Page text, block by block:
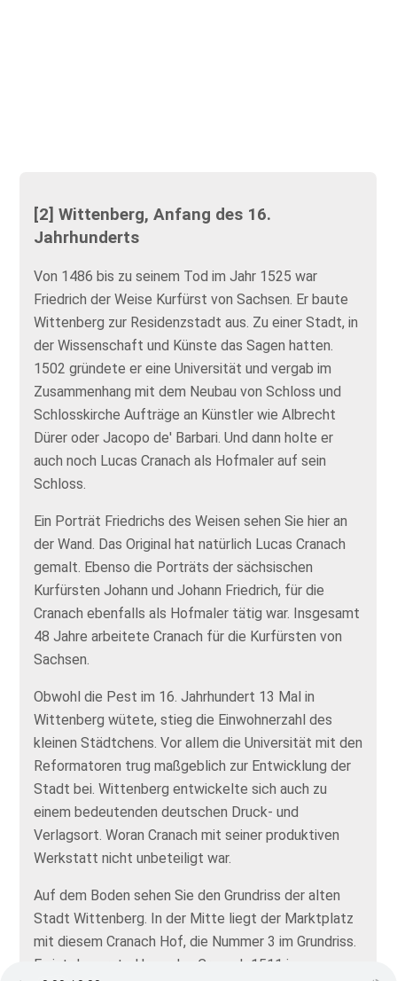
[2] Wittenberg, Anfang des 16.
Jahrhunderts
Von 1486 bis zu seinem Tod im Jahr 1525 war
Friedrich der Weise Kurfürst von Sachsen. Er baute
Wittenberg zur Residenzstadt aus. Zu einer Stadt, in
der Wissenschaft und Künste das Sagen hatten.
1502 gründete er eine Universität und vergab im
Zusammenhang mit dem Neubau von Schloss und
Schlosskirche Aufträge an Künstler wie Albrecht
Dürer oder Jacopo de' Barbari. Und dann holte er
auch noch Lucas Cranach als Hofmaler auf sein
Schloss.
Ein Porträt Friedrichs des Weisen sehen Sie hier an
der Wand. Das Original hat natürlich Lucas Cranach
gemalt. Ebenso die Porträts der sächsischen
Kurfürsten Johann und Johann Friedrich, für die
Cranach ebenfalls als Hofmaler tätig war. Insgesamt
48 Jahre arbeitete Cranach für die Kurfürsten von
Sachsen.
Obwohl die Pest im 16. Jahrhundert 13 Mal in
Wittenberg wütete, stieg die Einwohnerzahl des
kleinen Städtchens. Vor allem die Universität mit den
Reformatoren trug maßgeblich zur Entwicklung der
Stadt bei. Wittenberg entwickelte sich auch zu
einem bedeutenden deutschen Druck- und
Verlagsort. Woran Cranach mit seiner produktiven
Werkstatt nicht unbeteiligt war.
Auf dem Boden sehen Sie den Grundriss der alten
Stadt Wittenberg. In der Mitte liegt der Marktplatz
mit diesem Cranach Hof, die Nummer 3 im Grundriss.
Es ist das erste Haus, das Cranach 1511 in